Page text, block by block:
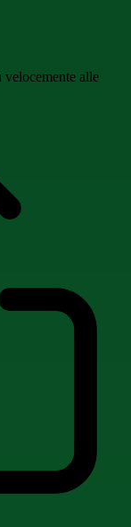
velocemente alle